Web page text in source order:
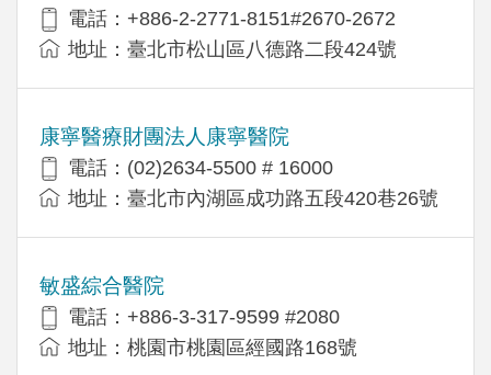
電話：+886-2-2771-8151#2670-2672
地址：臺北市松山區八德路二段424號
康寧醫療財團法人康寧醫院
電話：(02)2634-5500 # 16000
地址：臺北市內湖區成功路五段420巷26號
敏盛綜合醫院
電話：+886-3-317-9599 #2080
地址：桃園市桃園區經國路168號